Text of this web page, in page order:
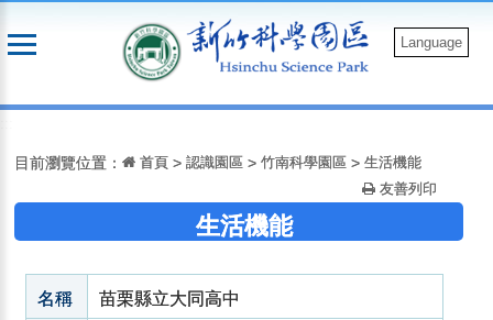
到
Language
目前瀏覽位置： 首頁 >認識園區 >竹南科學園區 >生活機能
友善列印
生活機能
名稱 苗栗縣立大同高中